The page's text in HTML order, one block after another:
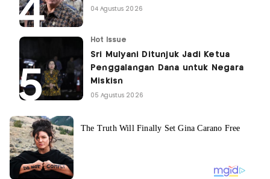
04 Agustus 2026
Hot Issue
Sri Mulyani Ditunjuk Jadi Ketua
Penggalangan Dana untuk Negara
Miskisn
05 Agustus 2026